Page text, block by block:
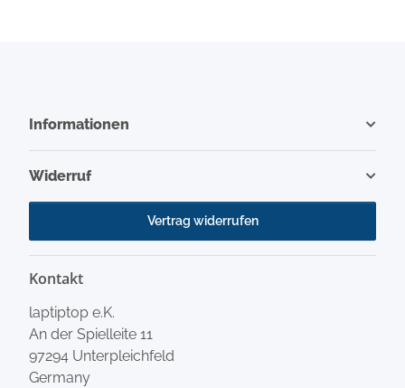
Informationen
Widerruf
Vertrag widerrufen
Kontakt
laptiptop e.K.
An der Spielleite 11
97294 Unterpleichfeld
Germany